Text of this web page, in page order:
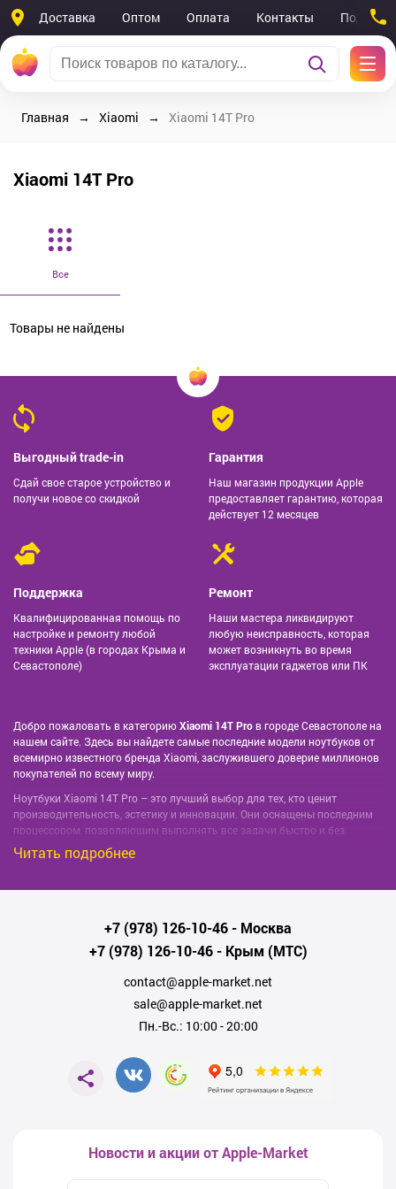
Доставка Оптом Оплата Контакты
Главная Xiaomi Xiaomi 14T Pro
Xiaomi 14T Pro
Все
Товары не найдены
Выгодный trade-in
Сдай свое старое устройство и
получи новое со скидкой
Гарантия
Наш магазин продукции Apple
предоставляет гарантию, которая
действует 12 месяцев
Поддержка
Квалифицированная помощь по
настройке и ремонту любой
техники Apple (в городах Крыма и
Севастополе)
Ремонт
Наши мастера ликвидируют
любую неисправность, которая
может возникнуть во время
эксплуатации гаджетов или ПК
Добро пожаловать в категориюXiaomi 14T Proв городе Севастополе на
нашем сайте. Здесь вы найдете самые последние модели ноутбуков от
всемирно известного бренда Xiaomi, заслужившего доверие миллионов
покупателей по всему миру.
Ноутбуки Xiaomi 14T Pro – это лучший выбор для тех, кто ценит
производительность, эстетику и инновации. Они оснащены последним
процессором, позволяющим выполнять все задачи быстро и без
проблем, а также высококачественным дисплеем, который гарантирует
яркие и насыщенные цвета.
Приятное качество материалов и внимание к деталям делают эти
ноутбуки не только мощными машинами для работы и развлечений, но
Мы горды тем, что предлагаем вам лучшие цены на ноутбуки Xiaomi
14T Pro в Севастополе. Наша команда всегда готова
проконсультировать вас и помочь с выбором идеального продукта для
варианты оплаты для вашего удобства.
Не упустите свой шанс преобрести ноутбук Xiaomi 14T Pro в
Севастополе по лучшей цене! Просмотрите наш ассортимент, сравните
Читать подробнее
+7 (978) 126-10-46- Москва
+7 (978) 126-10-46- Крым (МТС)
contact@apple-market.net
sale@apple-market.net
Пн.-Вс.: 10:00 - 20:00
Новости и акции от Apple-Market